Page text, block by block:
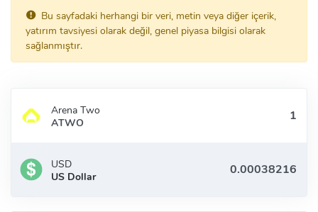
Bu sayfadaki herhangi bir veri, metin veya diğer içerik,
yatırım tavsiyesi olarak değil, genel piyasa bilgisi olarak
sağlanmıştır.
Arena Two
ATWO
USD
US Dollar